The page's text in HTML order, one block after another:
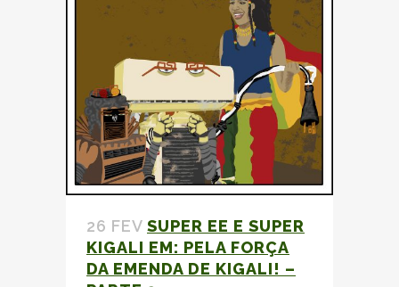
26 FEV SUPER EE E SUPER
KIGALI EM: PELA FORÇA
DA EMENDA DE KIGALI! –